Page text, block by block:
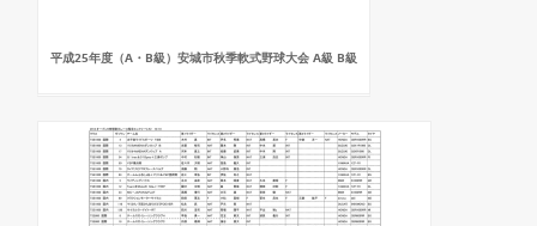
平成25年度（A・B級）安城市秋季軟式野球大会 A級 B級